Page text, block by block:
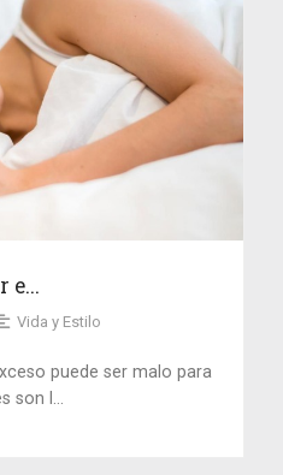
e...
Vida y Estilo
puede ser malo para
son l...